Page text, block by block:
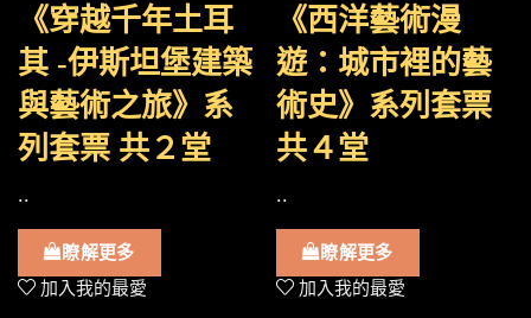
《穿越千年土耳
其 -伊斯坦堡建築
與藝術之旅》系
列套票 共２堂
..
瞭解更多
加入我的最愛
《西洋藝術漫
遊：城市裡的藝
術史》系列套票
共４堂
..
瞭解更多
加入我的最愛